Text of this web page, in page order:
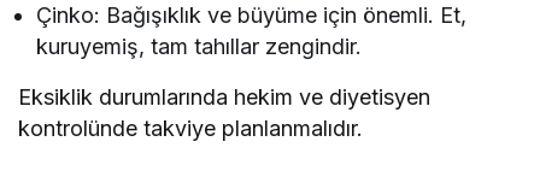
Çinko: Bağışıklık ve büyüme için önemli. Et,
kuruyemiş, tam tahıllar zengindir.
Eksiklik durumlarında hekim ve diyetisyen
kontrolünde takviye planlanmalıdır.